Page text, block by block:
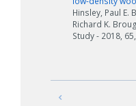
Hinsley, Paul E.
Richard K.
Study - 2018,